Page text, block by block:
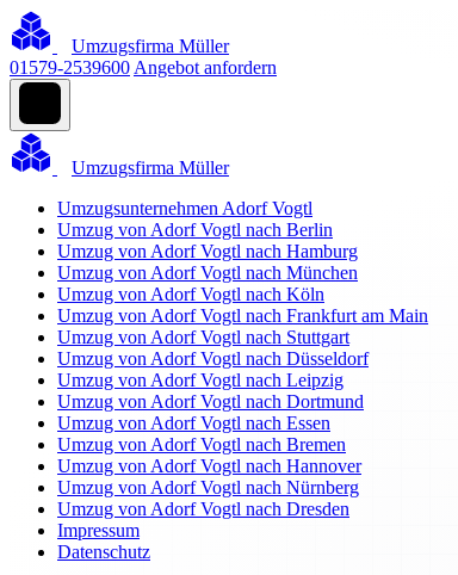
Umzugsfirma Müller
01579-2539600 Angebot anfordern
Umzugsfirma Müller
Umzugsunternehmen Adorf Vogtl
Umzug von Adorf Vogtl nach Berlin
Umzug von Adorf Vogtl nach Hamburg
Umzug von Adorf Vogtl nach München
Umzug von Adorf Vogtl nach Köln
Umzug von Adorf Vogtl nach Frankfurt am Main
Umzug von Adorf Vogtl nach Stuttgart
Umzug von Adorf Vogtl nach Düsseldorf
Umzug von Adorf Vogtl nach Leipzig
Umzug von Adorf Vogtl nach Dortmund
Umzug von Adorf Vogtl nach Essen
Umzug von Adorf Vogtl nach Bremen
Umzug von Adorf Vogtl nach Hannover
Umzug von Adorf Vogtl nach Nürnberg
Umzug von Adorf Vogtl nach Dresden
Impressum
Datenschutz